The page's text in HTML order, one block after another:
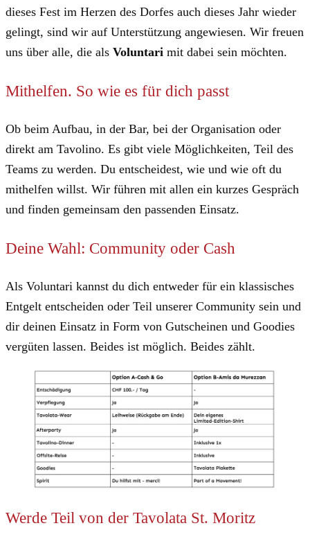
dieses Fest im Herzen des Dorfes auch dieses Jahr wieder
gelingt, sind wir auf Unterstützung angewiesen. Wir freuen
uns über alle, die als Voluntari mit dabei sein möchten.
Mithelfen. So wie es für dich passt
Ob beim Aufbau, in der Bar, bei der Organisation oder
direkt am Tavolino. Es gibt viele Möglichkeiten, Teil des
Teams zu werden. Du entscheidest, wie und wie oft du
mithelfen willst. Wir führen mit allen ein kurzes Gespräch
und finden gemeinsam den passenden Einsatz.
Deine Wahl: Community oder Cash
Als Voluntari kannst du dich entweder für ein klassisches
Entgelt entscheiden oder Teil unserer Community sein und
dir deinen Einsatz in Form von Gutscheinen und Goodies
vergüten lassen. Beides ist möglich. Beides zählt.
Werde Teil von der Tavolata St. Moritz